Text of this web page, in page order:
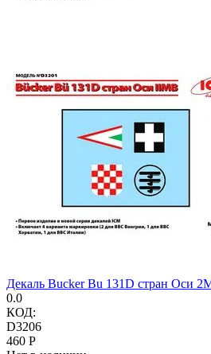
Декаль Bucker Bu 131D стран Оси
0.0
КОД:
D3206
‍460‍ Р